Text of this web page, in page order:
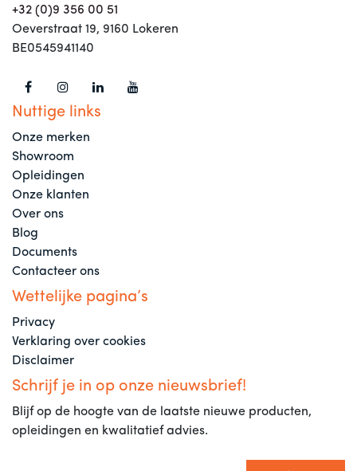
+32 (0)9 356 00 51
Oeverstraat 19, 9160 Lokeren
BE0545941140
Nuttige links
Onze merken
Showroom
Opleidingen
Onze klanten
Over ons
Blog
Documents
Contacteer ons
Wettelijke pagina’s
Privacy
Verklaring over cookies
Disclaimer
Schrijf je in op onze nieuwsbrief!
Blijf op de hoogte van de laatste nieuwe producten,
opleidingen en kwalitatief advies.